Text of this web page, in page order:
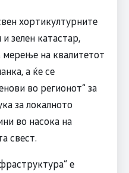
хортикултурните
зелен катастар,
мерење на квалитетот
а ќе се
во регионот“ за
за локалното
во насока на
свест.
е